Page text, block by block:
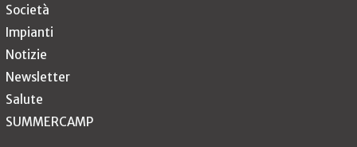
Società
Impianti
Notizie
Newsletter
Salute
SUMMERCAMP